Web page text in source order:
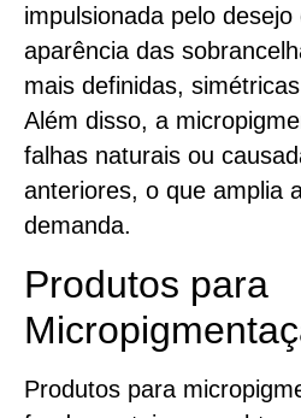
impulsionada pelo
aparência das
mais definidas,
Além disso, a
falhas naturais ou
anteriores, o que amplia
demanda.
Produtos para
Produtos para